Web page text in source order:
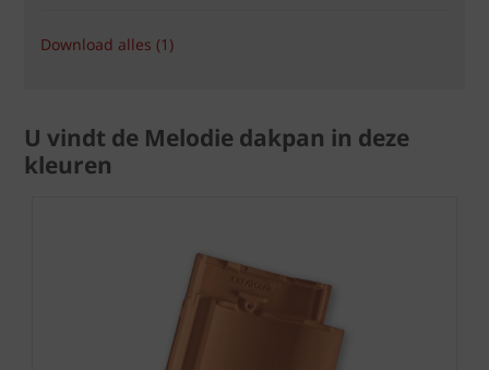
Download alles (1)
U vindt de Melodie dakpan in deze
kleuren